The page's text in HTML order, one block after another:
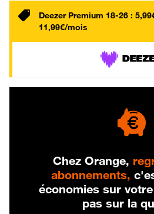
Deezer Premium 18-26 :
11,99€/mois
Chez Orange,
abonnements,
économies sur
pas sur la